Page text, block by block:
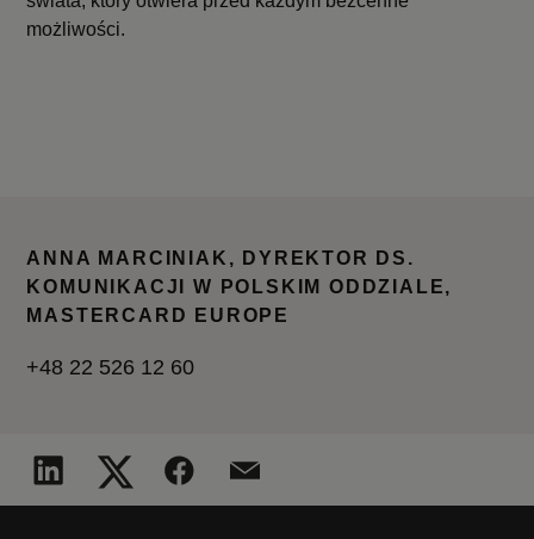
możliwości.
ANNA MARCINIAK, DYREKTOR DS.
KOMUNIKACJI W POLSKIM ODDZIALE,
MASTERCARD EUROPE
+48 22 526 12 60